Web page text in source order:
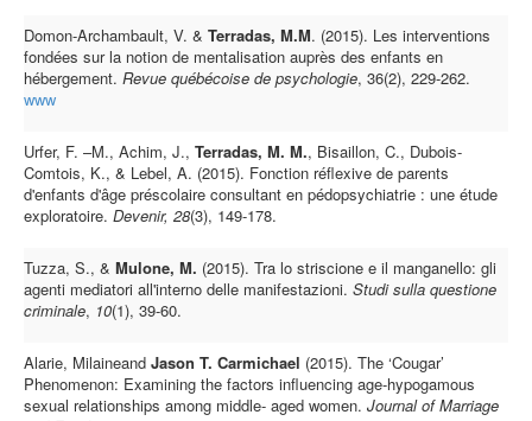
Domon-Archambault, V. & Terradas, M.M. (2015). Les interventions
fondées sur la notion de mentalisation auprès des enfants en
hébergement. Revue québécoise de psychologie, 36(2), 229-262.
www
Urfer, F. –M., Achim, J., Terradas, M. M., Bisaillon, C., Dubois-
Comtois, K., & Lebel, A. (2015). Fonction réflexive de parents
d'enfants d'âge préscolaire consultant en pédopsychiatrie : une étude
exploratoire. Devenir, 28(3), 149-178.
Tuzza, S., & Mulone, M. (2015). Tra lo striscione e il manganello: gli
agenti mediatori all'interno delle manifestazioni. Studi sulla questione
criminale, 10(1), 39-60.
Alarie, Milaineand Jason T. Carmichael (2015). The ‘Cougar’
Phenomenon: Examining the factors influencing age-hypogamous
sexual relationships among middle- aged women. Journal ofMarriage